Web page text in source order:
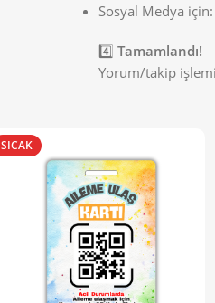
Sosyal Medya
4️⃣ Tamamlandı!
Yorum/takip
SICAK